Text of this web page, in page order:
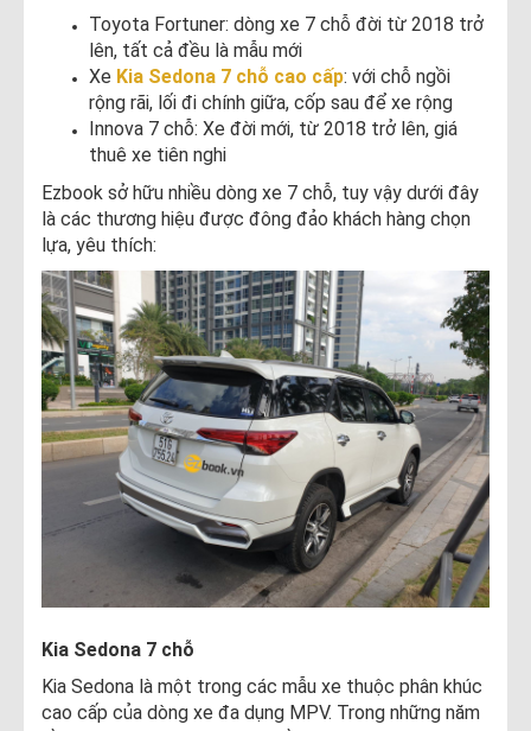
Toyota Fortuner: dòng xe 7 chỗ đời từ 2018 trở
lên, tất cả đều là mẫu mới
Xe Kia Sedona 7 chỗ cao cấp: với chỗ ngồi
rộng rãi, lối đi chính giữa, cốp sau để xe rộng
Innova 7 chỗ: Xe đời mới, từ 2018 trở lên, giá
thuê xe tiên nghi
Ezbook sở hữu nhiều dòng xe 7 chỗ, tuy vậy dưới đây
là các thương hiệu được đông đảo khách hàng chọn
lựa, yêu thích:
Kia Sedona 7 chỗ
Kia Sedona là một trong các mẫu xe thuộc phân khúc
cao cấp của dòng xe đa dụng MPV. Trong những năm